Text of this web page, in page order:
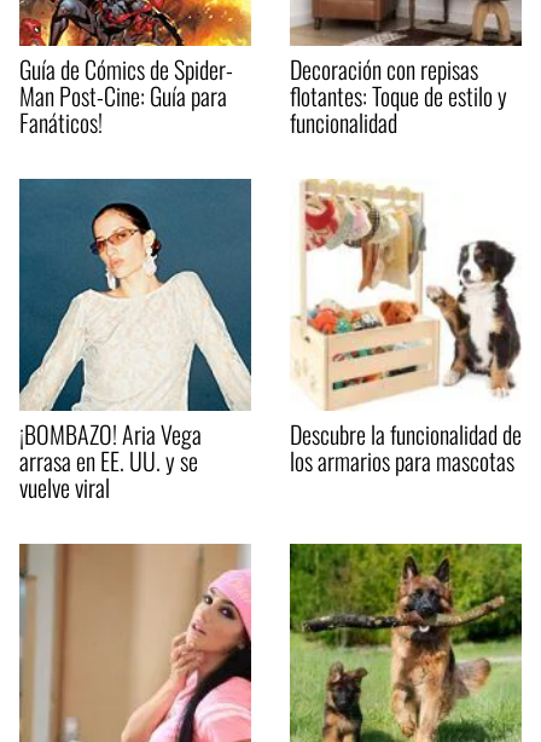
Guía de Cómics de Spider-
Man Post-Cine: Guía para
Fanáticos!
Decoración con repisas
flotantes: Toque de estilo y
funcionalidad
¡BOMBAZO! Aria Vega
arrasa en EE. UU. y se
vuelve viral
Descubre la funcionalidad de
los armarios para mascotas